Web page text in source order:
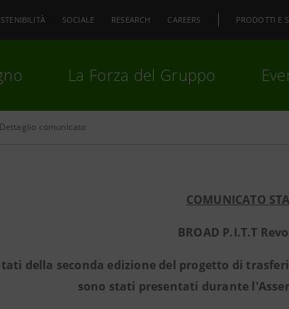
SOCIALE RESEARCH CAREERS PRODOTTI E
La Forza del Gruppo
Dettaglio comunicato
COMUNICATO
BROAD P.I.T.T
della seconda edizione del progetto di
sono stati presentati durante